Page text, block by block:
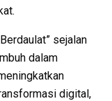
sejalan
dalam
digital,